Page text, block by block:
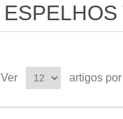
Ver artigos